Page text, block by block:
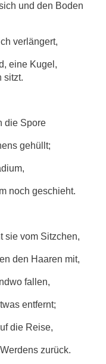
und den Boden
verlängert,
eine Kugel,
sitzt.
die Spore
gehüllt;
noch geschieht.
sie vom Sitzchen,
den Haaren mit,
fallen,
entfernt;
die Reise,
zurück.